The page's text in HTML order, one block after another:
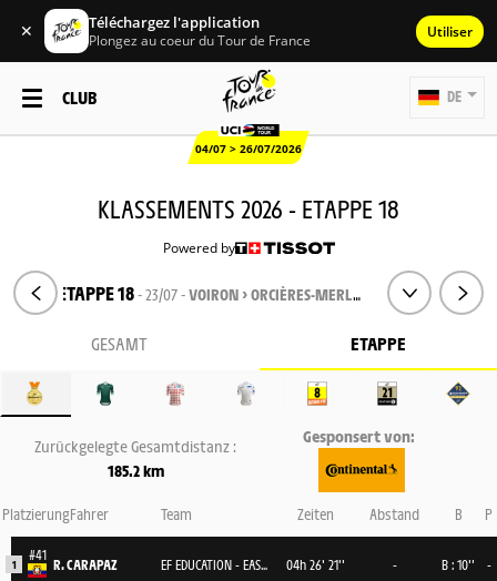
✕ Téléchargez l'application
Plongez au coeur du Tour de France Utiliser
CLUB
04/07 > 26/07/2026
DE
KLASSEMENTS 2026 - ETAPPE 18
Powered by
ETAPPE 18- 23/07 -VOIRON > ORCIÈRES-MERLETTE
GESAMT ETAPPE
Zurückgelegte Gesamtdistanz :
185.2 km
Gesponsert von:
PlatzierungFahrer Team Zeiten Abstand B P
1 R. CARAPAZ EF EDUCATION - EASYPOST 04h 26' 21'' - B : 10'' -